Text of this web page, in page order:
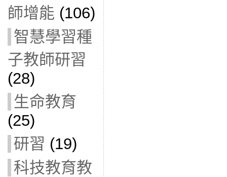
師增能 (106)
智慧學習種
子教師研習
(28)
生命教育
(25)
研習 (19)
科技教育教